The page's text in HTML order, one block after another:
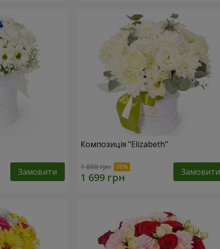
Замовити
Композиція "Elizabeth"
1 888 грн Замовити